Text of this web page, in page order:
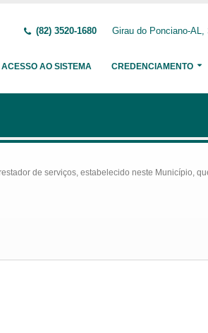
(82) 3520-1680 Girau do Ponciano-
ACESSO AO SISTEMA CREDENCIAMENTO
de serviços, estabelecido neste Município,